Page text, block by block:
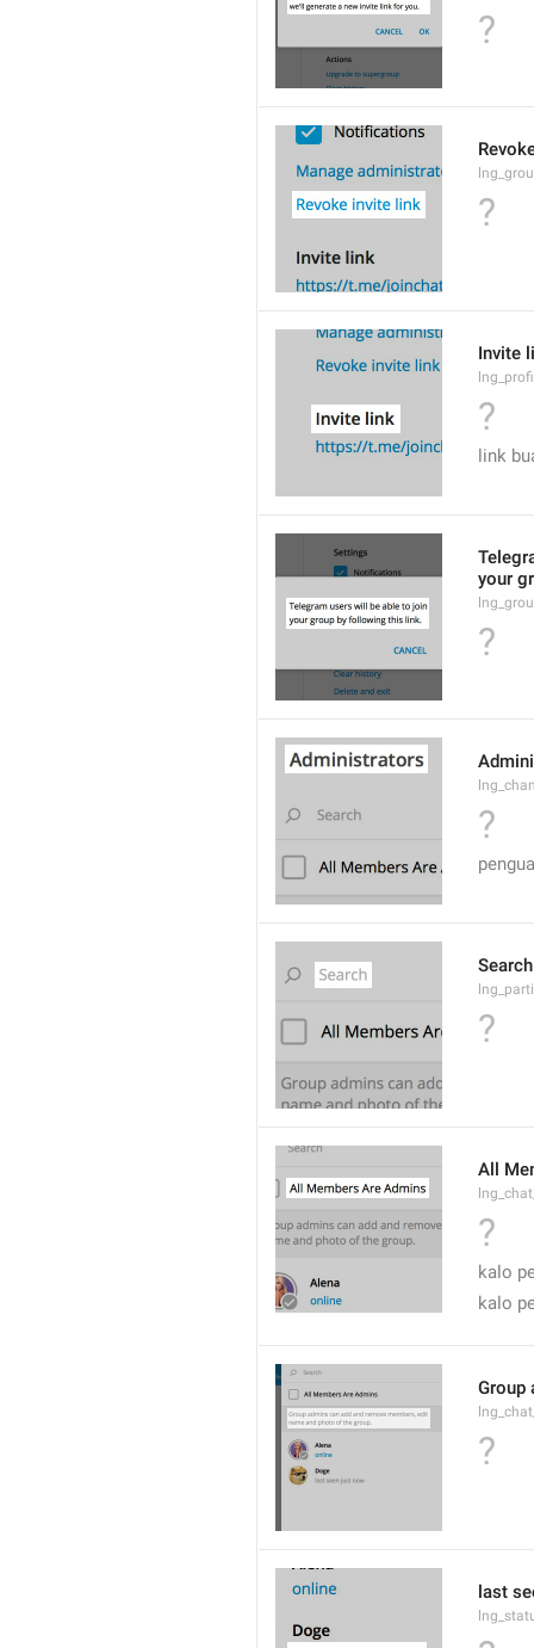
?
?
Invite
?
link
your
?
?
Search
?
All
?
kalo
kalo
Group
?
last